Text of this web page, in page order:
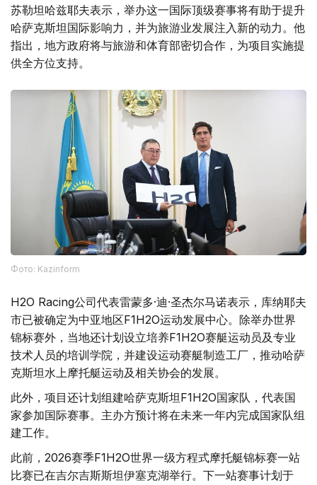
苏勒坦哈兹耶夫表示，举办这一国际顶级赛事将有助于提升
哈萨克斯坦国际影响力，并为旅游业发展注入新的动力。他
指出，地方政府将与旅游和体育部密切合作，为项目实施提
供全方位支持。
Фото: Kazinform
H2O Racing公司代表雷蒙多·迪·圣杰尔马诺表示，库纳耶夫
市已被确定为中亚地区F1H2O运动发展中心。除举办世界
锦标赛外，当地还计划设立培养F1H2O赛艇运动员及专业
技术人员的培训学院，并建设运动赛艇制造工厂，推动哈萨
克斯坦水上摩托艇运动及相关协会的发展。
此外，项目还计划组建哈萨克斯坦F1H2O国家队，代表国
家参加国际赛事。主办方预计将在未来一年内完成国家队组
建工作。
此前，2026赛季F1H2O世界一级方程式摩托艇锦标赛一站
比赛已在吉尔吉斯斯坦伊塞克湖举行。下一站赛事计划于